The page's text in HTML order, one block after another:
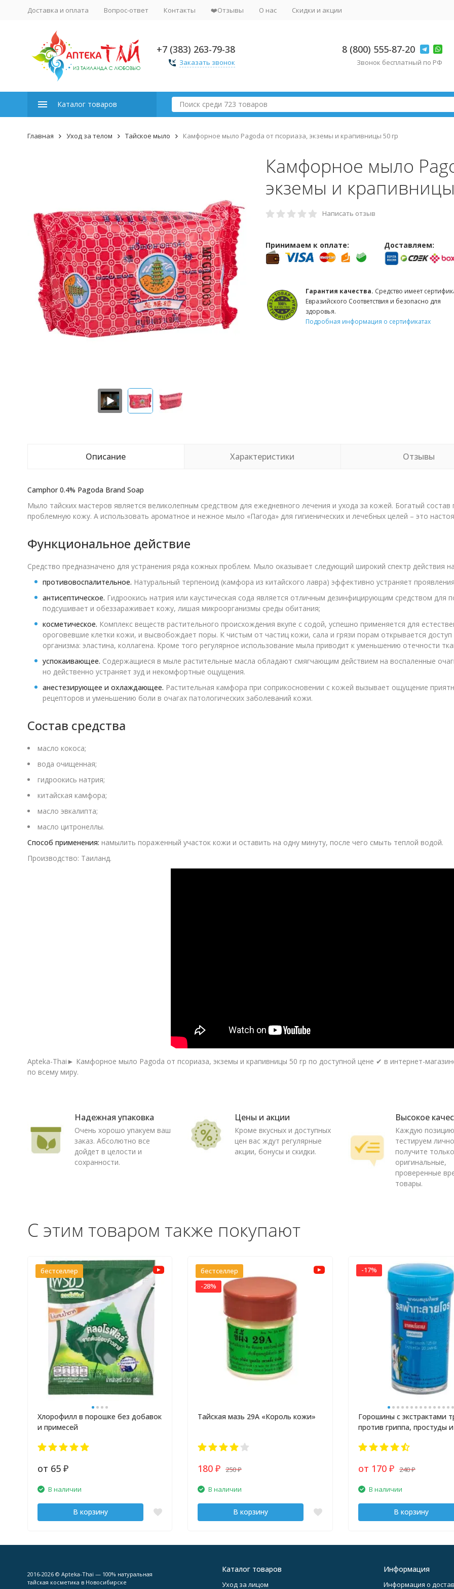
Доставка и оплата Вопрос-ответ Контакты ❤️Отзывы О нас Скидки и акции
+7 (383) 263-79-38
Заказать звонок
8 (800) 555-87-20
Звонок бесплатный по РФ
Каталог товаров
Главная Уход за телом Тайское мыло Камфорное мыло Pagoda от псориаза, экземы и крапивницы 50 гр
Камфорное мыло
экземы и
Написать отзыв
Принимаем к оплате: Доставляем:
Гарантия качества. Средство имеет
Евразийского Соответствия и безопасно для
здоровья.
Подробная информация о сертификатах
Описание Характеристики Отзывы
Camphor 0.4% Pagoda Brand Soap
Мыло тайских мастеров является великолепным средством для ежедневного лечения и ухода за кожей. Богатый
проблемную кожу. А использовать ароматное и нежное мыло «Пагода» для гигиенических и лечебных целей – это
Функциональное действие
Средство предназначено для устранения ряда кожных проблем. Мыло оказывает следующий широкий спектр действия
противовоспалительное. Натуральный терпеноид (камфора из китайского лавра) эффективно устраняет
антисептическое. Гидроокись натрия или каустическая сода является отличным дезинфицирующим средством для
подсушивает и обеззараживает кожу, лишая микроорганизмы среды обитания;
косметическое. Комплекс веществ растительного происхождения вкупе с содой, успешно применяется для
ороговевшие клетки кожи, и высвобождает поры. К чистым от частиц кожи, сала и грязи порам открывается
организма: эластина, коллагена. Кроме того регулярное использование мыла приводит к уменьшению отечности
успокаивающее. Содержащиеся в мыле растительные масла обладают смягчающим действием на воспаленные
но действенно устраняет зуд и некомфортные ощущения.
анестезирующее и охлаждающее. Растительная камфора при соприкосновении с кожей вызывает ощущение
рецепторов и уменьшению боли в очагах патологических заболеваний кожи.
Состав средства
масло кокоса;
вода очищенная;
гидроокись натрия;
китайская камфора;
масло эвкалипта;
масло цитронеллы.
Способ применения: намылить пораженный участок кожи и оставить на одну минуту, после чего смыть теплой водой.
Производство: Таиланд.
Apteka-Thai► Камфорное мыло Pagoda от псориаза, экземы и крапивницы 50 гр по доступной цене ✔ в интернет-
по всему миру.
Надежная упаковка
Очень хорошо упакуем ваш
заказ. Абсолютно все
дойдет в целости и
сохранности.
Цены и акции
Кроме вкусных и доступных
цен вас ждут регулярные
акции, бонусы и скидки.
Высокое
Каждую
тестируем
получите только
оригинальные,
проверенные
товары.
С этим товаром также покупают
бестселлер
Хлорофилл в порошке без добавок
и примесей
от 65 ₽
В наличии
В корзину
бестселлер
-28%
Тайская мазь 29А «Король кожи»
180₽ 250₽
В наличии
В корзину
-17%
Горошины с экстрактами
против гриппа, простуды
от 170 ₽ 240₽
В наличии
В корзину
2016-2026 © Apteka-Thai — 100% натуральная
тайская косметика в Новосибирске
Каталог товаров
Уход за лицом
Информация
Информация о